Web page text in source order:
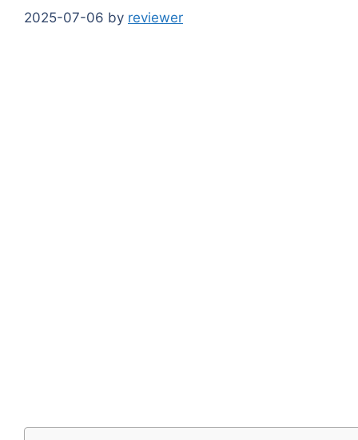
2025-07-06 by reviewer